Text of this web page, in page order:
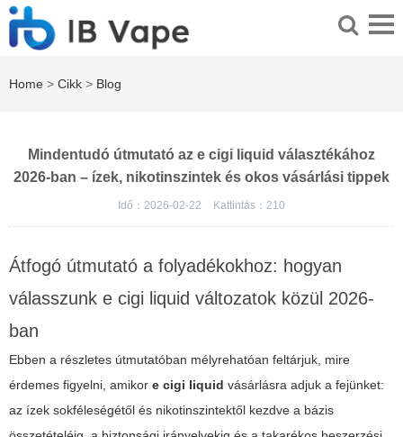
Home > Cikk > Blog
Mindentudó útmutató az e cigi liquid választékához
2026-ban – ízek, nikotinszintek és okos vásárlási tippek
Idő：2026-02-22 Kattintás： 210
Átfogó útmutató a folyadékokhoz: hogyan
válasszunk e cigi liquid változatok közül 2026-
ban
Ebben a részletes útmutatóban mélyrehatóan feltárjuk, mire
érdemes figyelni, amikor e cigi liquid vásárlásra adjuk a fejünket:
az ízek sokféleségétől és nikotinszintektől kezdve a bázis